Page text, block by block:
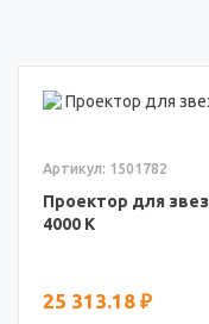
Артикул: 1501782
Проектор для
4000 K
25 313.18 ₽